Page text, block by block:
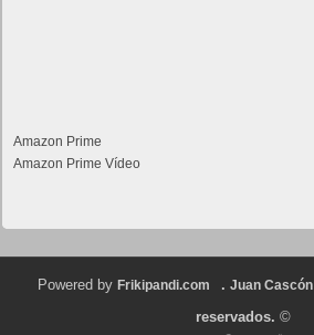
Amazon Prime
Amazon Prime Vídeo
Powered by Frikipandi.com . Juan Cascón
reservados. ©